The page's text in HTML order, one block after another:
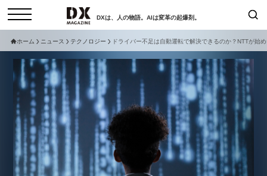
DXは、人の物語。AIは変革の起爆剤。
コラム インタビュー
セミナー ニュース
サービスメニュー 日本オムニチャネル協会
トップページ
動画
検索
現在開催予定のセミナー
セミナー
【8/12開催】「イノベーションを
ホーム ニュース テクノロジー ドライバー不足は自動運転で解決できるのか？NTTが始め